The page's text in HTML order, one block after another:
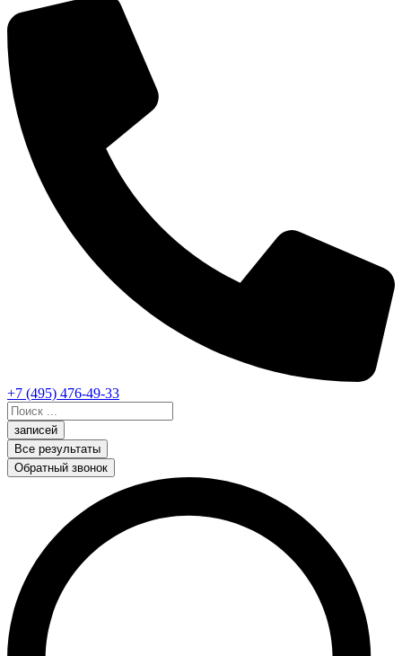
+7 (495) 476-49-33
Search
...записей
Все результаты
Обратный звонок